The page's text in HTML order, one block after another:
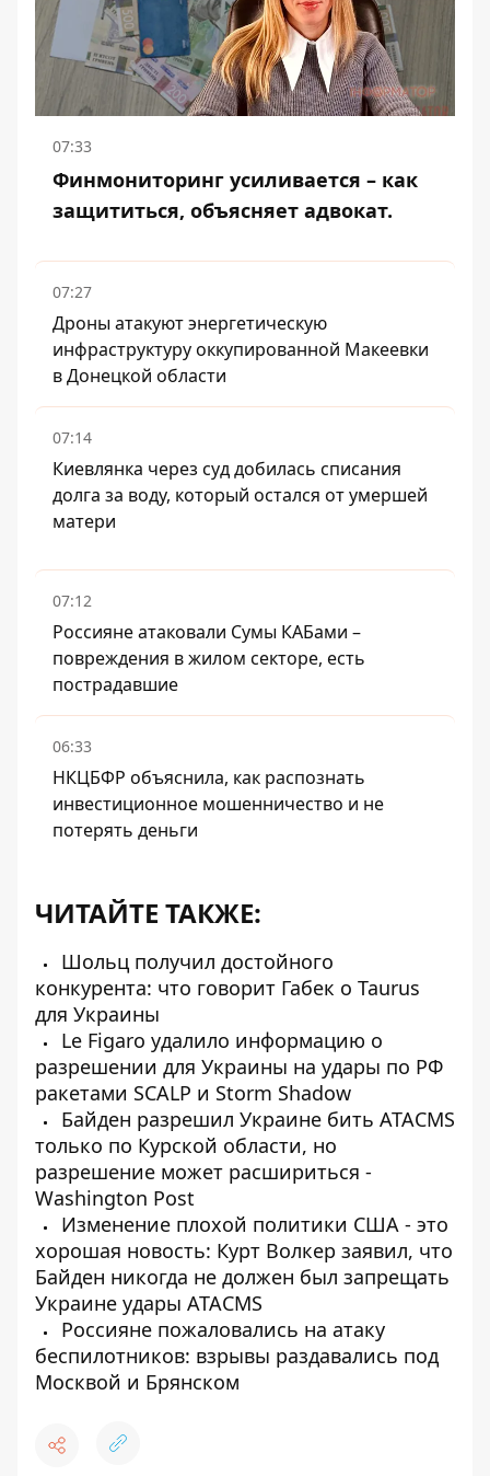
07:33
Финмониторинг усиливается – как
защититься, объясняет адвокат.
07:27
Дроны атакуют энергетическую
инфраструктуру оккупированной Макеевки
в Донецкой области
07:14
Киевлянка через суд добилась списания
долга за воду, который остался от умершей
матери
07:12
Россияне атаковали Сумы КАБами –
повреждения в жилом секторе, есть
пострадавшие
06:33
НКЦБФР объяснила, как распознать
инвестиционное мошенничество и не
потерять деньги
ЧИТАЙТЕ ТАКЖЕ:
Шольц получил достойного
конкурента: что говорит Габек о Taurus
для Украины
Le Figaro удалило информацию о
разрешении для Украины на удары по РФ
ракетами SCALP и Storm Shadow
Байден разрешил Украине бить ATACMS
только по Курской области, но
разрешение может расшириться -
Washington Post
Изменение плохой политики США - это
хорошая новость: Курт Волкер заявил, что
Байден никогда не должен был запрещать
Украине удары ATACMS
Россияне пожаловались на атаку
беспилотников: взрывы раздавались под
Москвой и Брянском